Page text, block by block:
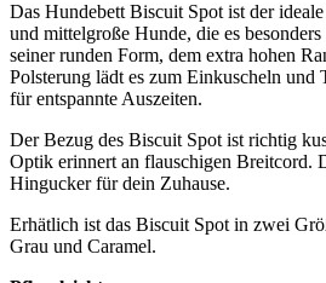
Das Hundebett Biscuit Spot ist der
und mittelgroße Hunde, die es
seiner runden Form, dem extra hohen
Polsterung lädt es zum Einkuscheln und
für entspannte Auszeiten.
Der Bezug des Biscuit Spot ist richtig
Optik erinnert an flauschigen Breitcord.
Hingucker für dein Zuhause.
Erhätlich ist das Biscuit Spot in zwei
Grau und Caramel.